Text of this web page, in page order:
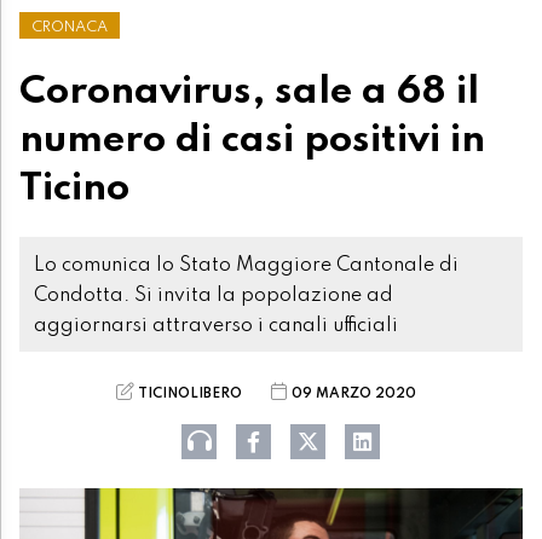
CRONACA
Coronavirus, sale a 68 il
numero di casi positivi in
Ticino
Lo comunica lo Stato Maggiore Cantonale di
Condotta. Si invita la popolazione ad
aggiornarsi attraverso i canali ufficiali
TICINOLIBERO 09 MARZO 2020